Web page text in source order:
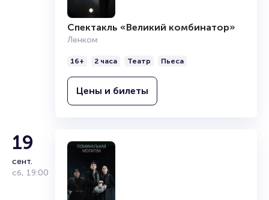
Спектакль «Великий комбинатор»
Ленком
16+ 2 часа Театр Пьеса
Цены и билеты
19
сент.
сб, 19:00